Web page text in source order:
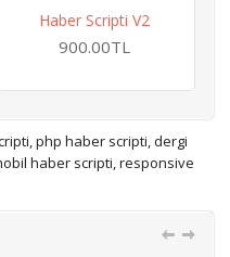
Haber Scripti V2
900.00TL
,php haber scripti,dergi
haber scripti,responsive